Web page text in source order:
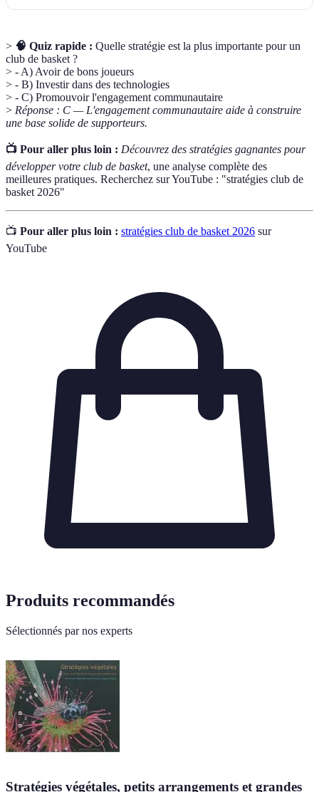
> 🧠 Quiz rapide : Quelle stratégie est la plus importante pour un
club de basket ?
> - A) Avoir de bons joueurs
> - B) Investir dans des technologies
> - C) Promouvoir l'engagement communautaire
> Réponse : C — L'engagement communautaire aide à construire
une base solide de supporteurs.
📺 Pour aller plus loin : Découvrez des stratégies gagnantes pour
développer votre club de basket, une analyse complète des
meilleures pratiques. Recherchez sur YouTube : "stratégies club de
basket 2026"
📺 Pour aller plus loin : stratégies club de basket 2026 sur
YouTube
Produits recommandés
Sélectionnés par nos experts
Stratégies végétales, petits arrangements et grandes